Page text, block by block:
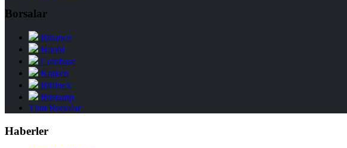
Borsalar
Binance
Huobi
Coinbase
Kraken
Bitfinex
Bitstamp
Tüm Borsalar
Haberler